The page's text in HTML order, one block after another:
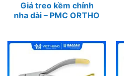
Giá treo kềm chỉnh
nha dài – PMC ORTHO